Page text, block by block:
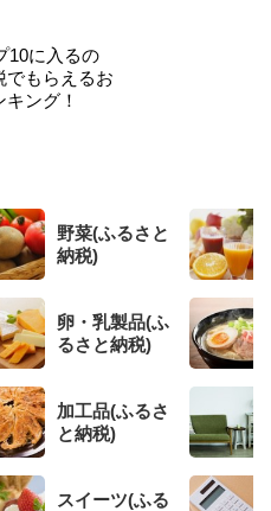
10に入るの
でもらえるお
ング！
野菜(ふるさと
納税)
卵・乳製品(ふ
るさと納税)
加工品(ふるさ
と納税)
スイーツ(ふる